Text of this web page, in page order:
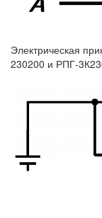
Электрическая
230200 и РПГ-